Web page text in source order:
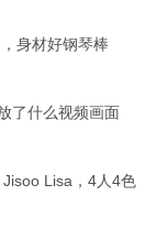
身材好钢琴棒
了什么视频画面
Lisa，4人4色